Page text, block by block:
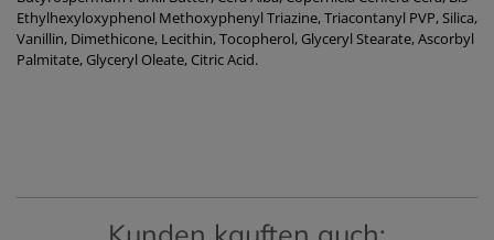
Ethylhexyloxyphenol Methoxyphenyl Triazine, Triacontanyl PVP, Silica,
Vanillin, Dimethicone, Lecithin, Tocopherol, Glyceryl Stearate, Ascorbyl
Palmitate, Glyceryl Oleate, Citric Acid.